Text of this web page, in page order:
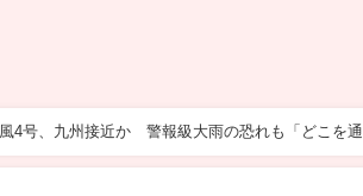
4号、九州接近か 警報級大雨の恐れも「どこを通